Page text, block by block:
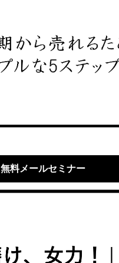
無料メールセミナー